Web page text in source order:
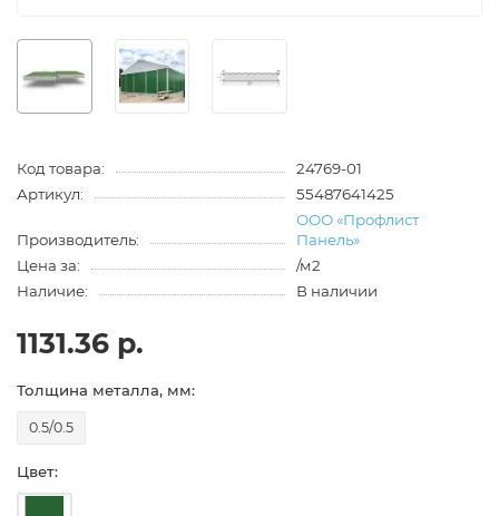
Код товара:
24769-01
Артикул:
55487641425
Производитель:
ООО «Профлист
Панель»
Цена за:
/м2
Наличие:
В наличии
1131.36 р.
Толщина металла, мм:
0.5/0.5
Цвет: